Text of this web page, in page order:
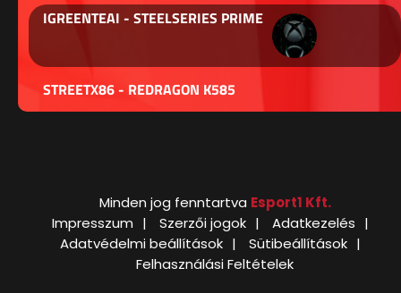
IGREENTEAI - STEELSERIES PRIME
STREETX86 - REDRAGON K585
Minden jog fenntartva Esport1 Kft.
Impresszum
Szerzői jogok
Adatkezelés
Adatvédelmi beállítások
Sütibeállítások
Felhasználási Feltételek